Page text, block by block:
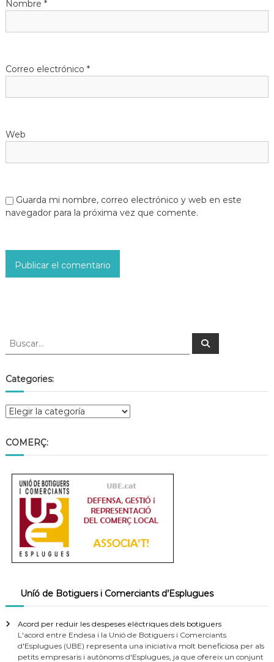
Nombre *
Correo electrónico *
Web
Guarda mi nombre, correo electrónico y web en este
navegador para la próxima vez que comente.
Categories:
COMERÇ:
Uníó de Botiguers i Comerciants d’Esplugues
Acord per reduir les despeses elèctriques dels botiguers
L'acord entre Endesa i la Unió de Botiguers i Comerciants
d'Esplugues (UBE) representa una iniciativa molt beneficiosa per als
petits empresaris i autònoms d'Esplugues, ja que ofereix un conjunt